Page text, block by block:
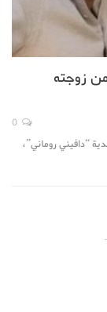
زوجته
“دافيني روماني”،